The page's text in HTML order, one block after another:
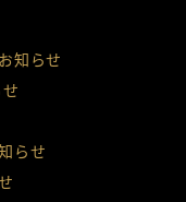
知らせ
らせ